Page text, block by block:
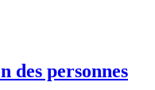
des personnes